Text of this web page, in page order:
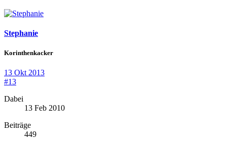
Stephanie
Korinthenkacker
13 Okt 2013
#13
Dabei
13 Feb 2010
Beiträge
449